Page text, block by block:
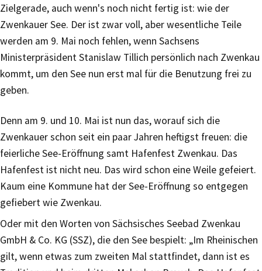
Zielgerade, auch wenn's noch nicht fertig ist: wie der
Zwenkauer See. Der ist zwar voll, aber wesentliche Teile
werden am 9. Mai noch fehlen, wenn Sachsens
Ministerpräsident Stanislaw Tillich persönlich nach Zwenkau
kommt, um den See nun erst mal für die Benutzung frei zu
geben.
Denn am 9. und 10. Mai ist nun das, worauf sich die
Zwenkauer schon seit ein paar Jahren heftigst freuen: die
feierliche See-Eröffnung samt Hafenfest Zwenkau. Das
Hafenfest ist nicht neu. Das wird schon eine Weile gefeiert.
Kaum eine Kommune hat der See-Eröffnung so entgegen
gefiebert wie Zwenkau.
Oder mit den Worten von Sächsisches Seebad Zwenkau
GmbH & Co. KG (SSZ), die den See bespielt: „Im Rheinischen
gilt, wenn etwas zum zweiten Mal stattfindet, dann ist es